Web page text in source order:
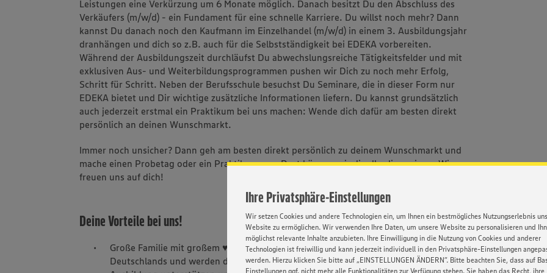
Ihre Privatsphäre-Einstellungen
Wir setzen Cookies und andere Technologien ein, um Ihnen ein bestmögliches Nutzungserlebnis
Website zu ermöglichen. Wir verwenden Ihre Daten, um unsere Website zu personalisieren und
möglichst relevante Inhalte anzubieten. Ihre Einwilligung in die Nutzung von Cookies und anderer
Technologien ist freiwillig und kann jederzeit individuell in den Privatsphäre-Einstellungen
werden. Hierzu klicken Sie bitte auf „EINSTELLUNGEN ÄNDERN”. Bitte beachten Sie, dass auf
Einstellungen ggf. nicht mehr alle Funktionalitäten zur Verfügung stehen. Sie haben das Recht, ihre
Leistungen eine Verkürzung um 6 Monate möglich. Danach besitzt Du den Abschluss des
Verkäufers (m/w/d) - ein Fundament für eine schnelle Karriere. Du willst noch mehr? Dann
kannst Du danach noch den Kaufmann im Einzelhandel (m/w/d) in einem 3. Ausbildungsjahr
dranhängen und dich so z.B. auch für die Selbstständigkeit bei EDEKA vorbereiten.
Während der Ausbildungszeit durchläufst Du abwechslungsreiche Tätigkeitsfelder und mit
exklusiven Aus- und Weiterbildungsprogrammen pushen wir Dich zu noch mehr Erfolg,
Schritt für Schritt. Neben der Berufsschule besuchst Du Seminare, die in dieser Form nur
EDEKA bietet und Dir wichtige zusätzliche Informationen liefern. Du kannst grundsätzlich
auch jederzeit erstmal ein Praktikum bei uns machen: Wende dich dafür am besten direkt
persönlich an deinen Wunschmarkt.
Immer noch unsicher? Dann geh am besten direkt persönlich zu deinem Wunschmarkt und
mache einen Probetag oder ein Praktikum aus. Dort können wir dir alles live zeigen. Wir
freuen uns auf dich!
Deine Vorteile bei uns!
Große Familie mit großem ♥ – Wir sind einer der größten Ausbildungsbetriebe
Deutschlands und werden dich mit unserer Expertise in allen Belangen der